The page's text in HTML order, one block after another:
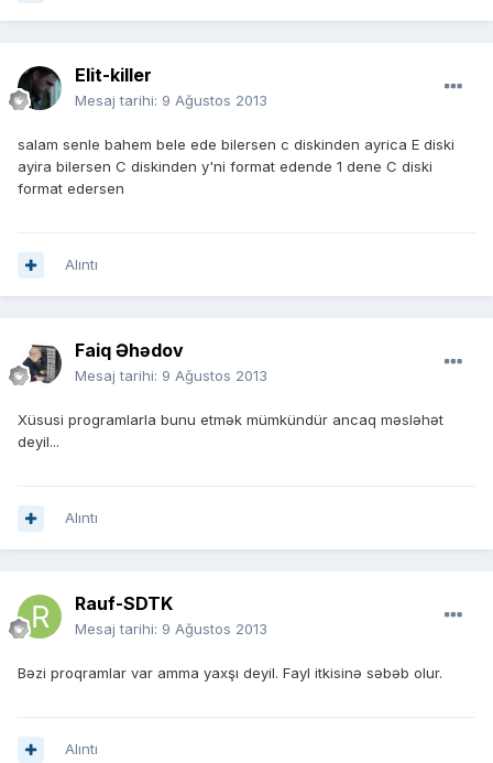
Elit-killer
Mesaj tarihi: 9 Ağustos 2013
salam senle bahem bele ede bilersen c diskinden ayrica E diski
ayira bilersen C diskinden y'ni format edende 1 dene C diski
format edersen
Alıntı
Faiq Əhədov
Mesaj tarihi: 9 Ağustos 2013
Xüsusi programlarla bunu etmək mümkündür ancaq məsləhət
deyil...
Alıntı
Rauf-SDTK
Mesaj tarihi: 9 Ağustos 2013
Bəzi proqramlar var amma yaxşı deyil. Fayl itkisinə səbəb olur.
Alıntı